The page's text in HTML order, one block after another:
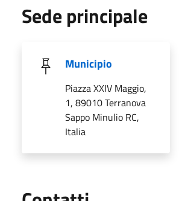
Sede principale
Municipio
Piazza XXIV Maggio,
1, 89010 Terranova
Sappo Minulio RC,
Italia